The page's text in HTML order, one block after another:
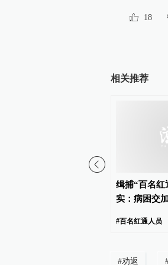
18
相关推荐
缉捕“百名红
实：病困交
#百名红通人员
#劝返